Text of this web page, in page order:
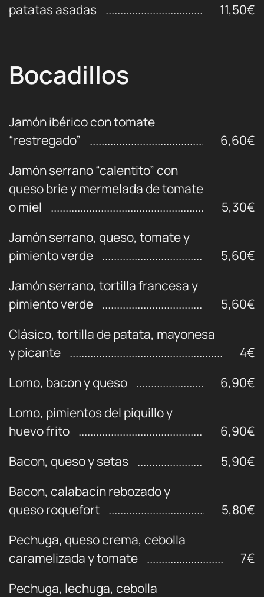
patatas asadas
11,50€
Bocadillos
Jamón ibérico con tomate
“restregado”
6,60€
Jamón serrano “calentito” con
queso brie y mermelada de tomate
o miel
5,30€
Jamón serrano, queso, tomate y
pimiento verde
5,60€
Jamón serrano, tortilla francesa y
pimiento verde
5,60€
Clásico, tortilla de patata, mayonesa
y picante
4€
Lomo, bacon y queso
6,90€
Lomo, pimientos del piquillo y
huevo frito
6,90€
Bacon, queso y setas
5,90€
Bacon, calabacín rebozado y
queso roquefort
5,80€
Pechuga, queso crema, cebolla
caramelizada y tomate
7€
Pechuga, lechuga, cebolla